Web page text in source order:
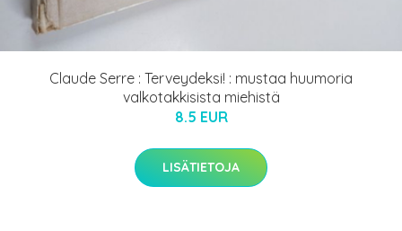
Claude Serre : Terveydeksi! : mustaa huumoria
valkotakkisista miehistä
8.5 EUR
LISÄTIETOJA